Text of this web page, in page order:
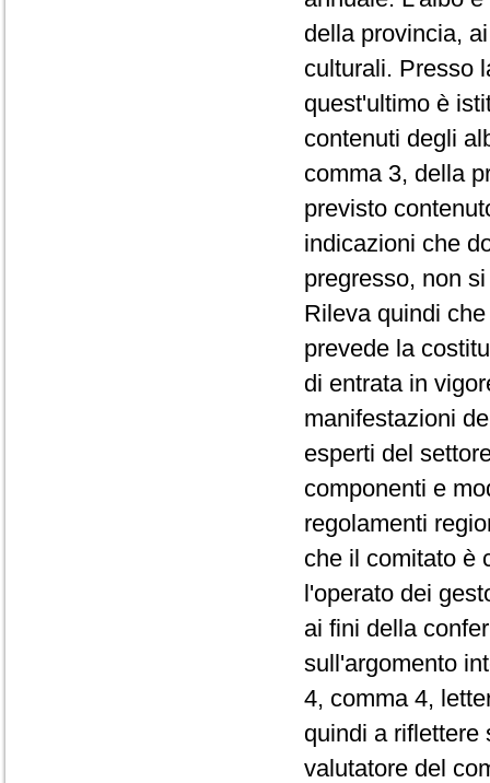
della provincia,
culturali. Presso
quest'ultimo è
contenuti degli
comma 3, della
previsto
indicazioni che
pregresso, non
Rileva quindi
prevede la
di entrata in
manifestazioni
esperti del
componenti e
regolamenti
che il comitato è
l'operato dei
ai fini della
sull'argomento
4, comma 4,
quindi a riflettere
valutatore del